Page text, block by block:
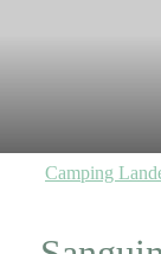
Camping